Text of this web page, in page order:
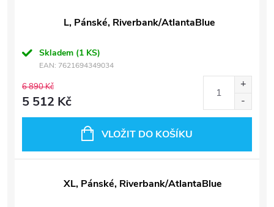
L, Pánské, Riverbank/AtlantaBlue
Skladem (1 KS)
EAN: 7621694349034
6 890 Kč
5 512 Kč
VLOŽIT DO KOŠÍKU
XL, Pánské, Riverbank/AtlantaBlue